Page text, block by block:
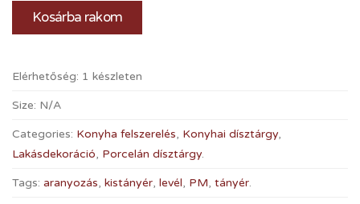
Kosárba rakom
Elérhetőség: 1 készleten
Size: N/A
Categories: Konyha felszerelés, Konyhai dísztárgy,
Lakásdekoráció, Porcelán dísztárgy.
Tags: aranyozás, kistányér, levél, PM, tányér.